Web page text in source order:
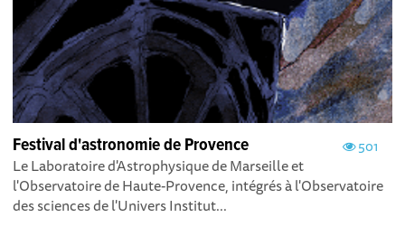
501
Festival d'astronomie de Provence
Le Laboratoire d'Astrophysique de Marseille et
l'Observatoire de Haute-Provence, intégrés à l'Observatoire
des sciences de l'Univers Institut...